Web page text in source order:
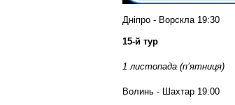
Дніпро - Ворскла 19:30
15-й тур
1 листопада (п’ятниця)
Волинь - Шахтар 19:00